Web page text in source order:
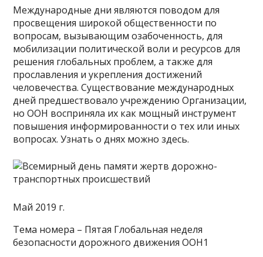
Международные дни являются поводом для
просвещения широкой общественности по
вопросам, вызывающим озабоченность, для
мобилизации политической воли и ресурсов для
решения глобальных проблем, а также для
прославления и укрепления достижений
человечества. Существование международных
дней предшествовало учреждению Организации,
но ООН восприняла их как мощный инструмент
повышения информированности о тех или иных
вопросах. Узнать о днях можно здесь.
Май 2019 г.
Тема номера – Пятая Глобальная неделя
безопасности дорожного движения ООН1